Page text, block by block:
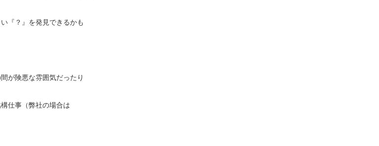
『？』を発見できるかも
が険悪な雰囲気だったり
仕事（弊社の場合は